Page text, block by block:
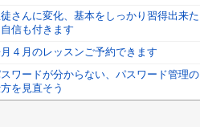
さんに変化、基本をしっかり習得出来た
自信も付きます
４月のレッスンご予約できます
ワードが分からない、パスワード管理の
を見直そう